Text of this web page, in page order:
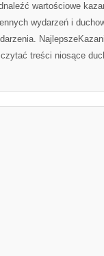
wartościowe
wydarzeń i
treści niosące